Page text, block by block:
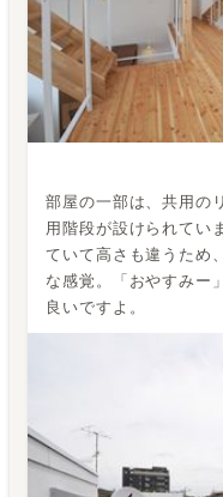
部屋の一部は、共用の
用階段が設けられてい
ていて高さも違うため
な感覚。「おやすみー
良いですよ。